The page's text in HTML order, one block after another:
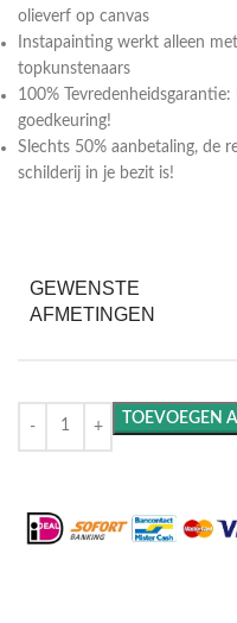
olieverf op canvas
Instapainting werkt alleen
topkunstenaars
100%
goedkeuring!
Slechts 50% aanbetaling, de
schilderij in je bezit is!
GEWENSTE
AFMETINGEN
TOEVOEGEN